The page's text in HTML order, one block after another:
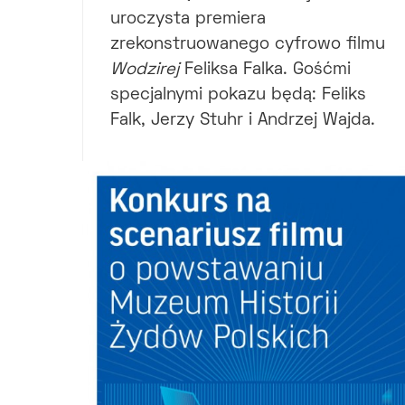
uroczysta premiera
zrekonstruowanego cyfrowo filmu
WodzirejFeliksa Falka. Gośćmi
specjalnymi pokazu będą: Feliks
Falk, Jerzy Stuhr i Andrzej Wajda.